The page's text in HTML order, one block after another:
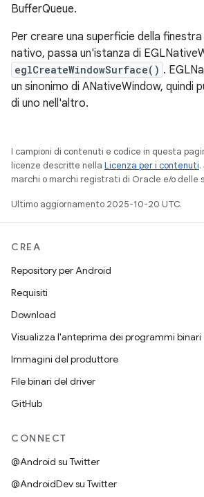
BufferQueue.
Per creare una superficie della
nativo, passa un'istanza di
eglCreateWindowSurface() .
un sinonimo di ANativeWindow, quindi
di uno nell'altro.
I campioni di contenuti e codice in questa
licenze descritte nella Licenza per i contenuti
marchi o marchi registrati di Oracle e/o delle
Ultimo aggiornamento 2025-10-20 UTC.
CREA
Repository per Android
Requisiti
Download
Visualizza l'anteprima dei programmi binari
Immagini del produttore
File binari del driver
GitHub
CONNECT
@Android su Twitter
@AndroidDev su Twitter